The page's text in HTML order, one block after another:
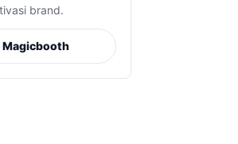
brand.
Magicbooth